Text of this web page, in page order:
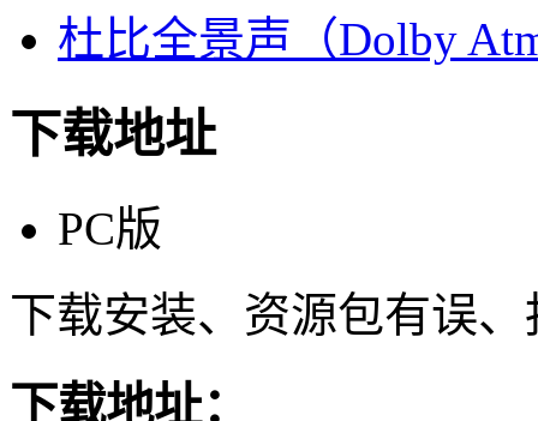
杜比全景声（Dolby
下载地址
PC版
下载安装、资源包有误
下载地址：